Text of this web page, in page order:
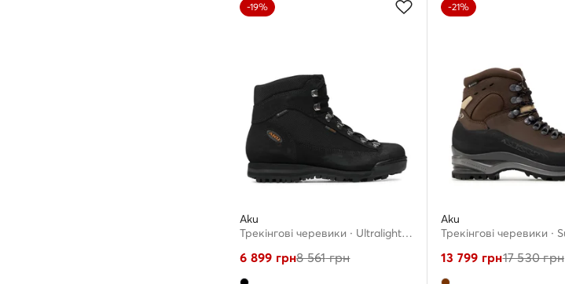
-19%
Aku
Трекінгові черевики · Ultralight Micro GTW GORE-TEX 365.10 · Чорний
6 899 грн8 561грн
-21%
Aku
13 799 грн17 530грн